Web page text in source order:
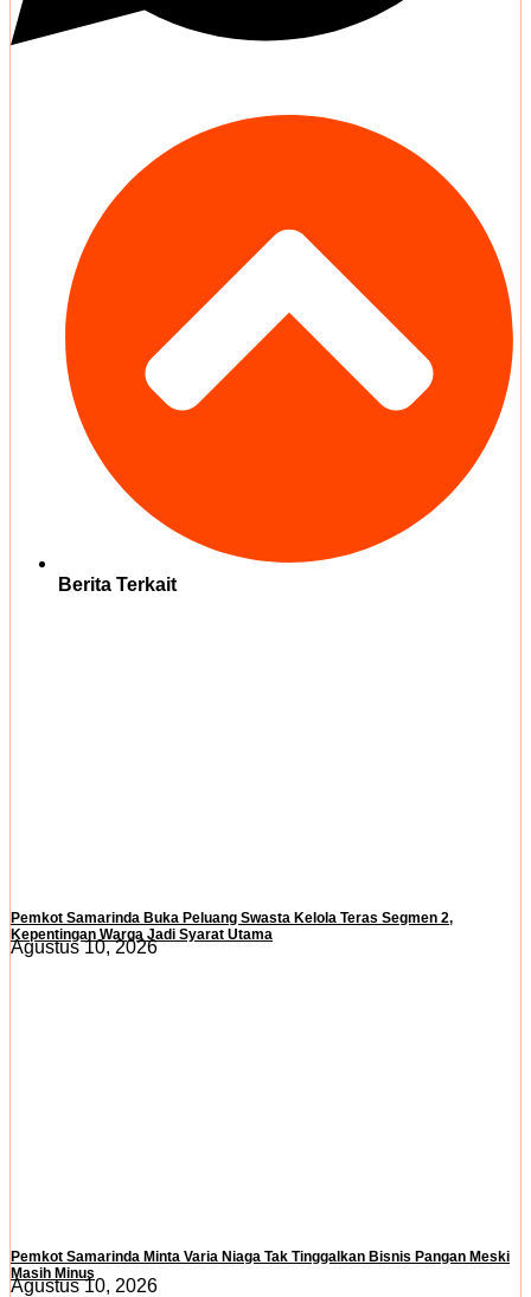
Berita Terkait
Pemkot Samarinda Buka Peluang Swasta Kelola Teras Segmen 2,
Kepentingan Warga Jadi Syarat Utama
Agustus 10, 2026
Pemkot Samarinda Minta Varia Niaga Tak Tinggalkan Bisnis Pangan Meski
Masih Minus
Agustus 10, 2026